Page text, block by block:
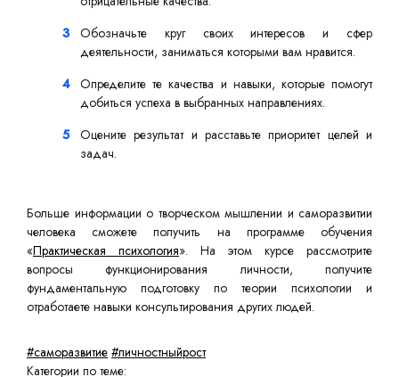
Обозначьте круг своих интересов и сфер
деятельности, заниматься которыми вам нравится.
Определите те качества и навыки, которые помогут
добиться успеха в выбранных направлениях.
Оцените результат и расставьте приоритет целей и
задач.
Больше информации о творческом мышлении и саморазвитии
человека сможете получить на программе обучения
«Практическая психология». На этом курсе рассмотрите
вопросы функционирования личности, получите
фундаментальную подготовку по теории психологии и
отработаете навыки консультирования других людей.
#саморазвитие #личностныйрост
Категории по теме: